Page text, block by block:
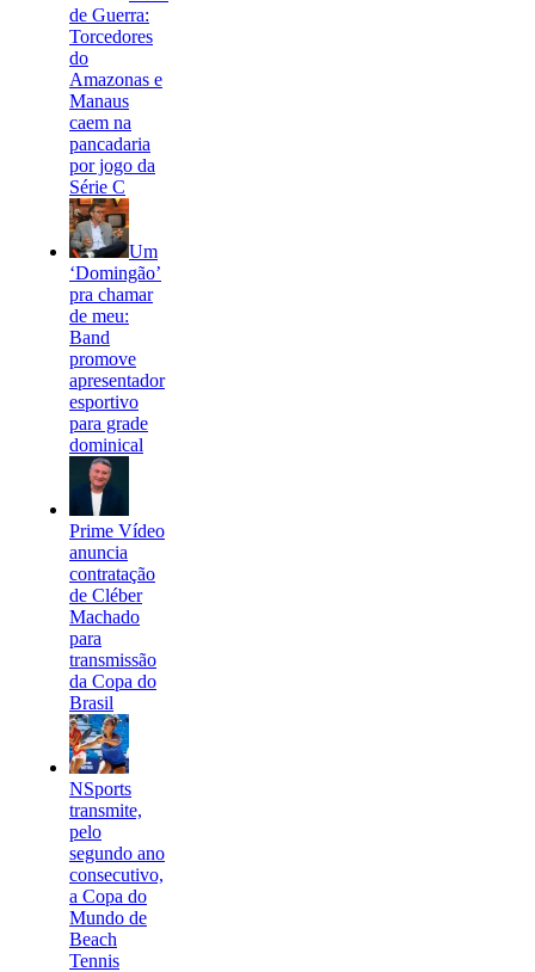
de Guerra:
Torcedores
do
Amazonas e
Manaus
caem na
pancadaria
por jogo da
Série C
Um
‘Domingão’
pra chamar
de meu:
Band
promove
apresentador
esportivo
para grade
dominical
Prime Vídeo
anuncia
contratação
de Cléber
Machado
para
transmissão
da Copa do
Brasil
NSports
transmite,
pelo
segundo ano
consecutivo,
a Copa do
Mundo de
Beach
Tennis